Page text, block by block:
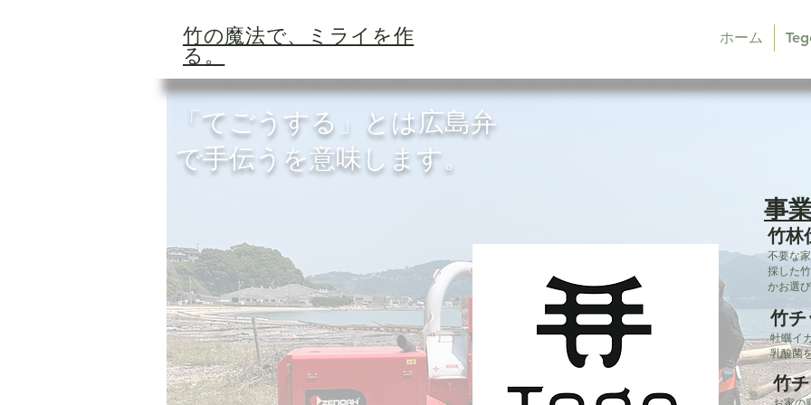
​竹の魔法で、ミライを作
る。
ホーム
「てごうする」とは広島弁
で手伝うを意味します。
事
竹林
不要な
採した
かお選
竹チ
牡蠣イ
乳酸菌
竹